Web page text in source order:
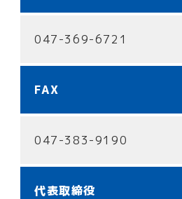
047-369-6721
FAX
047-383-9190
代表取締役